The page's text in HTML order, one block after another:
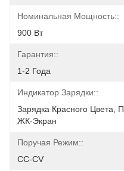
Номинальная Мощность::
900 Вт
Гарантия::
1-2 Года
Индикатор Зарядки::
Зарядка Красного Цвета,
ЖК-Экран
Поручая Режим::
CC-CV